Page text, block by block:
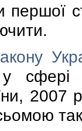
сферi
2007